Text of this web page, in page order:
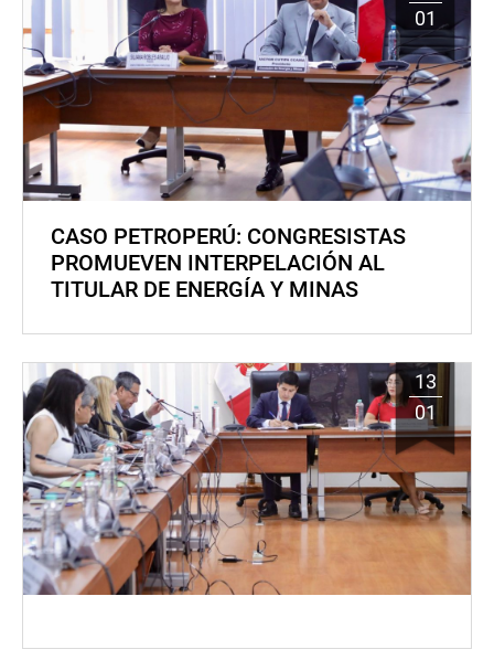
01
CASO PETROPERÚ: CONGRESISTAS
PROMUEVEN INTERPELACIÓN AL
TITULAR DE ENERGÍA Y MINAS
13
01